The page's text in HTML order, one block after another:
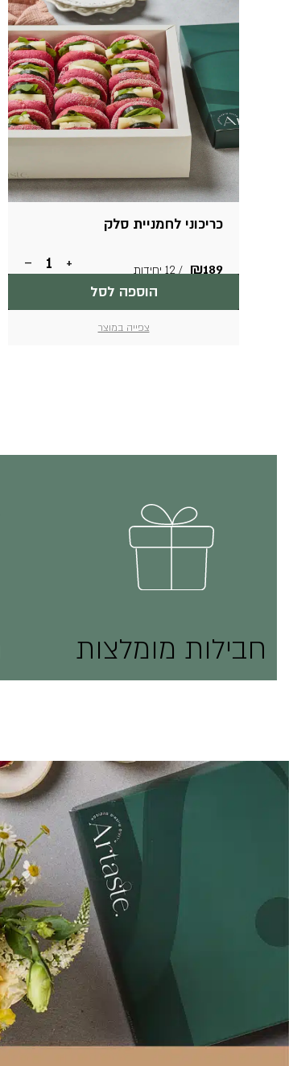
כריכוני לחמניית סלק
/ 12 יחידות ₪189
–כמות
של
+
הוספה לסל
צפייה במוצר
חבילות מומלצות